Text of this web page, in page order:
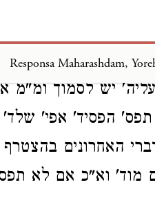
Responsa Maharashdam,
רבתי רואי'
יש לסמוך ומ"מ
הפסיד' אפי' שלד'
האחרונים
מוד' וא"כ אם לא